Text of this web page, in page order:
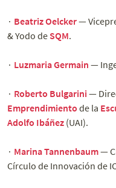
∙ Beatriz Oelcker—
& Yodo de SQM.
∙ Luzmaria Germain —
∙ Roberto Bulgarini —
Emprendimiento de la
Adolfo Ibáñez (UAI).
∙ Marina Tannenbaum—
Círculo de Innovación de